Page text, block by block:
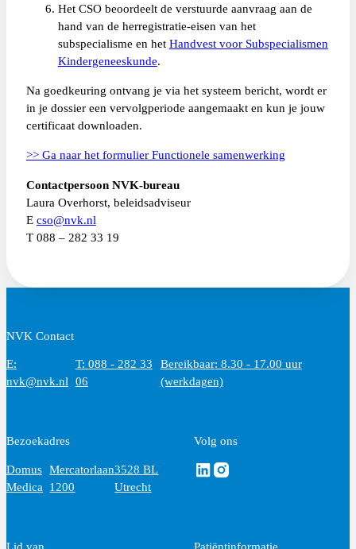
Het CSO beoordeelt de verstuurde aanvraag aan de
hand van de herregistratie-eisen van het
subspecialisme en het Handvest voor Subspecialismen
Kindergeneeskunde.
Na goedkeuring ontvang je via het systeem bericht, wordt er
in je dossier een vervolgperiode aangemaakt en kun je jouw
certificaat downloaden.
>> Ga naar het formulier Functionele samenwerking
Contactpersoon NVK-bureau
Laura Overhorst, beleidsadviseur
E cso@nvk.nl
T 088 – 282 33 19
NVK Contact
E:
nvk@nvk.nl
T: 088 - 282 33
06
Bereikbaar: 8.30 - 17.00 uur
(werkdagen)
Bezoekadres
Domus
Medica
Mercatorlaan
1200
3528 BL
Utrecht
Volg ons
Volg ons via Linkedin
Volg ons via Instagram
Lid van Patiëntinformatie